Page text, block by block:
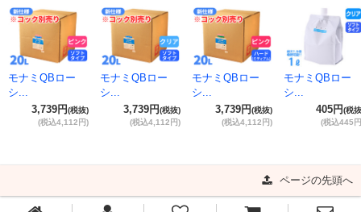
モナミQBロー
シ...
3,739円(税抜)
(税込4,112円)
モナミQBロー
シ...
3,739円(税抜)
(税込4,112円)
モナミQBロー
シ...
3,739円(税抜)
(税込4,112円)
モナミQBロー
シ...
405円(税
(税込445
ページの先頭へ